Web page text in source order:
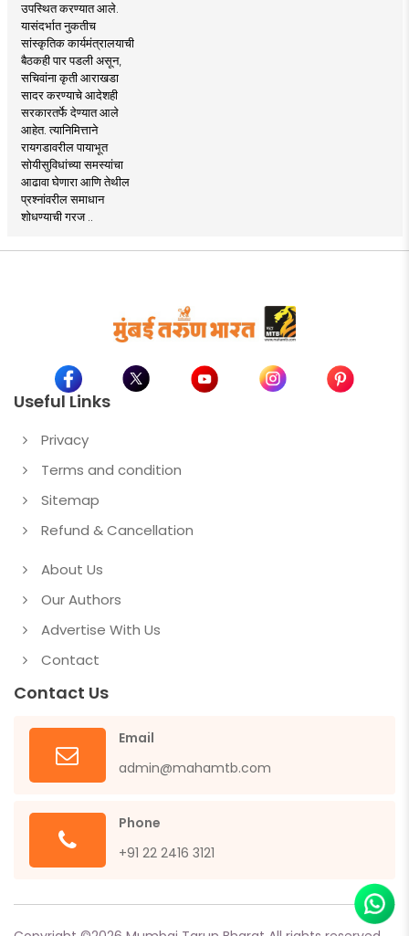
उपस्थित करण्यात आले.
यासंदर्भात नुकतीच
सांस्कृतिक कार्यमंत्रालयाची
बैठकही पार पडली असून,
सचिवांना कृती आराखडा
सादर करण्याचे आदेशही
सरकारतर्फे देण्यात आले
आहेत. त्यानिमित्ताने
रायगडावरील पायाभूत
सोयीसुविधांच्या समस्यांचा
आढावा घेणारा आणि तेथील
प्रश्नांवरील समाधान
शोधण्याची गरज ..
Useful Links
Privacy
Terms and condition
Sitemap
Refund & Cancellation
About Us
Our Authors
Advertise With Us
Contact
Contact Us
Email
admin@mahamtb.com
Phone
+91 22 2416 3121